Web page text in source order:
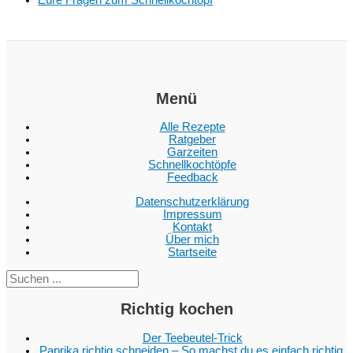
Menü
Alle Rezepte
Ratgeber
Garzeiten
Schnellkochtöpfe
Feedback
Datenschutzerklärung
Impressum
Kontakt
Über mich
Startseite
Richtig kochen
Der Teebeutel-Trick